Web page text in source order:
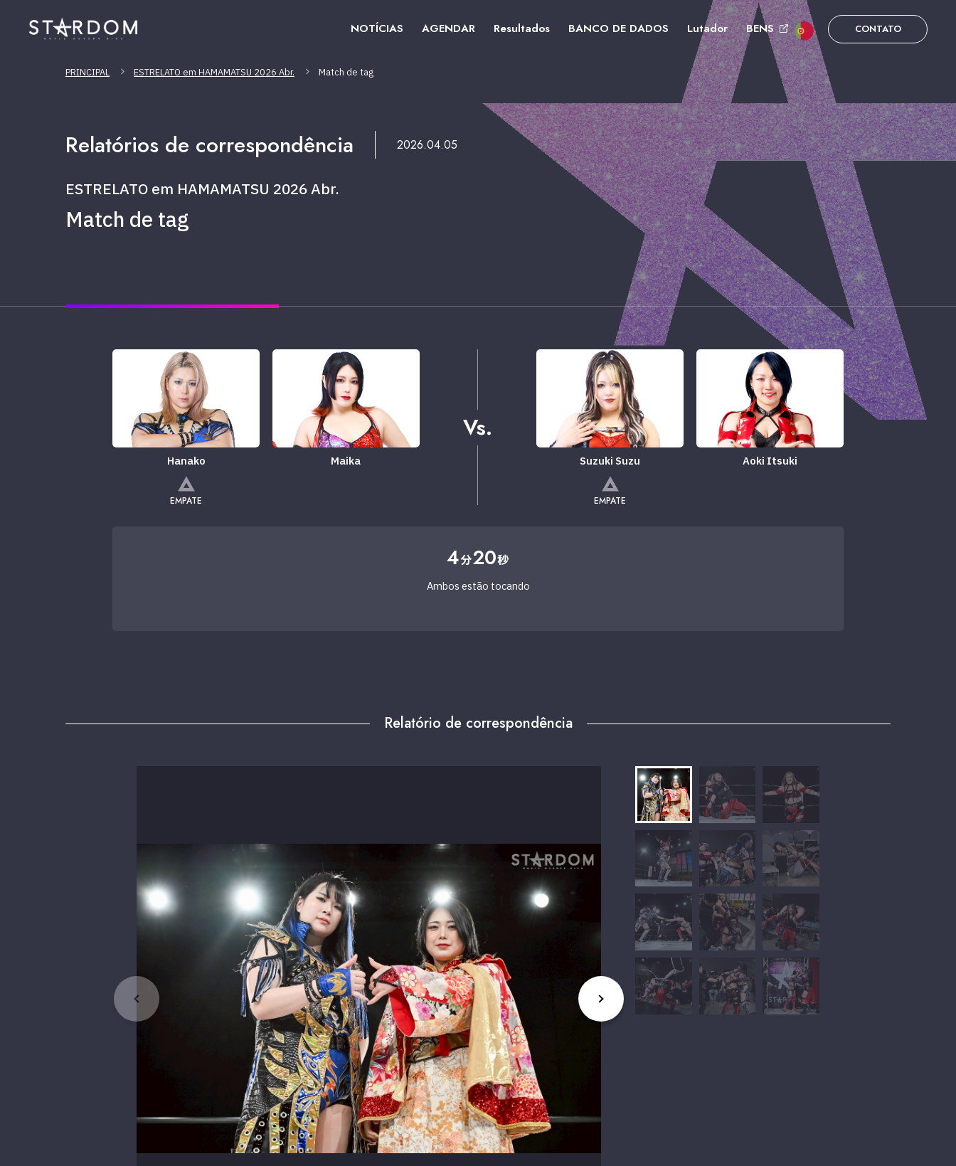
NOTÍCIAS AGENDAR Resultados BANCO DE DADOS Lutador BENS CONTATO
PRINCIPAL ESTRELATO em HAMAMATSU 2026 Abr. Match de tag
Relatórios de correspondência 2026.04.05
ESTRELATO em HAMAMATSU 2026 Abr.
Match de tag
Hanako
EMPATE
Maika
Vs.
Suzuki Suzu
EMPATE
Aoki Itsuki
4分20秒
Ambos estão tocando
Relatório de correspondência